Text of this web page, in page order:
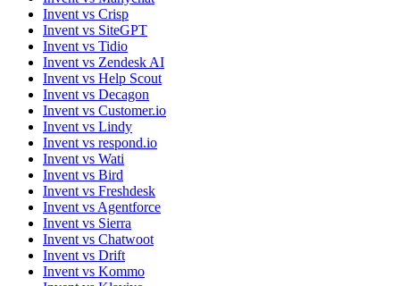
Invent vs Crisp
Invent vs SiteGPT
Invent vs Tidio
Invent vs Zendesk AI
Invent vs Help Scout
Invent vs Decagon
Invent vs Customer.io
Invent vs Lindy
Invent vs respond.io
Invent vs Wati
Invent vs Bird
Invent vs Freshdesk
Invent vs Agentforce
Invent vs Sierra
Invent vs Chatwoot
Invent vs Drift
Invent vs Kommo